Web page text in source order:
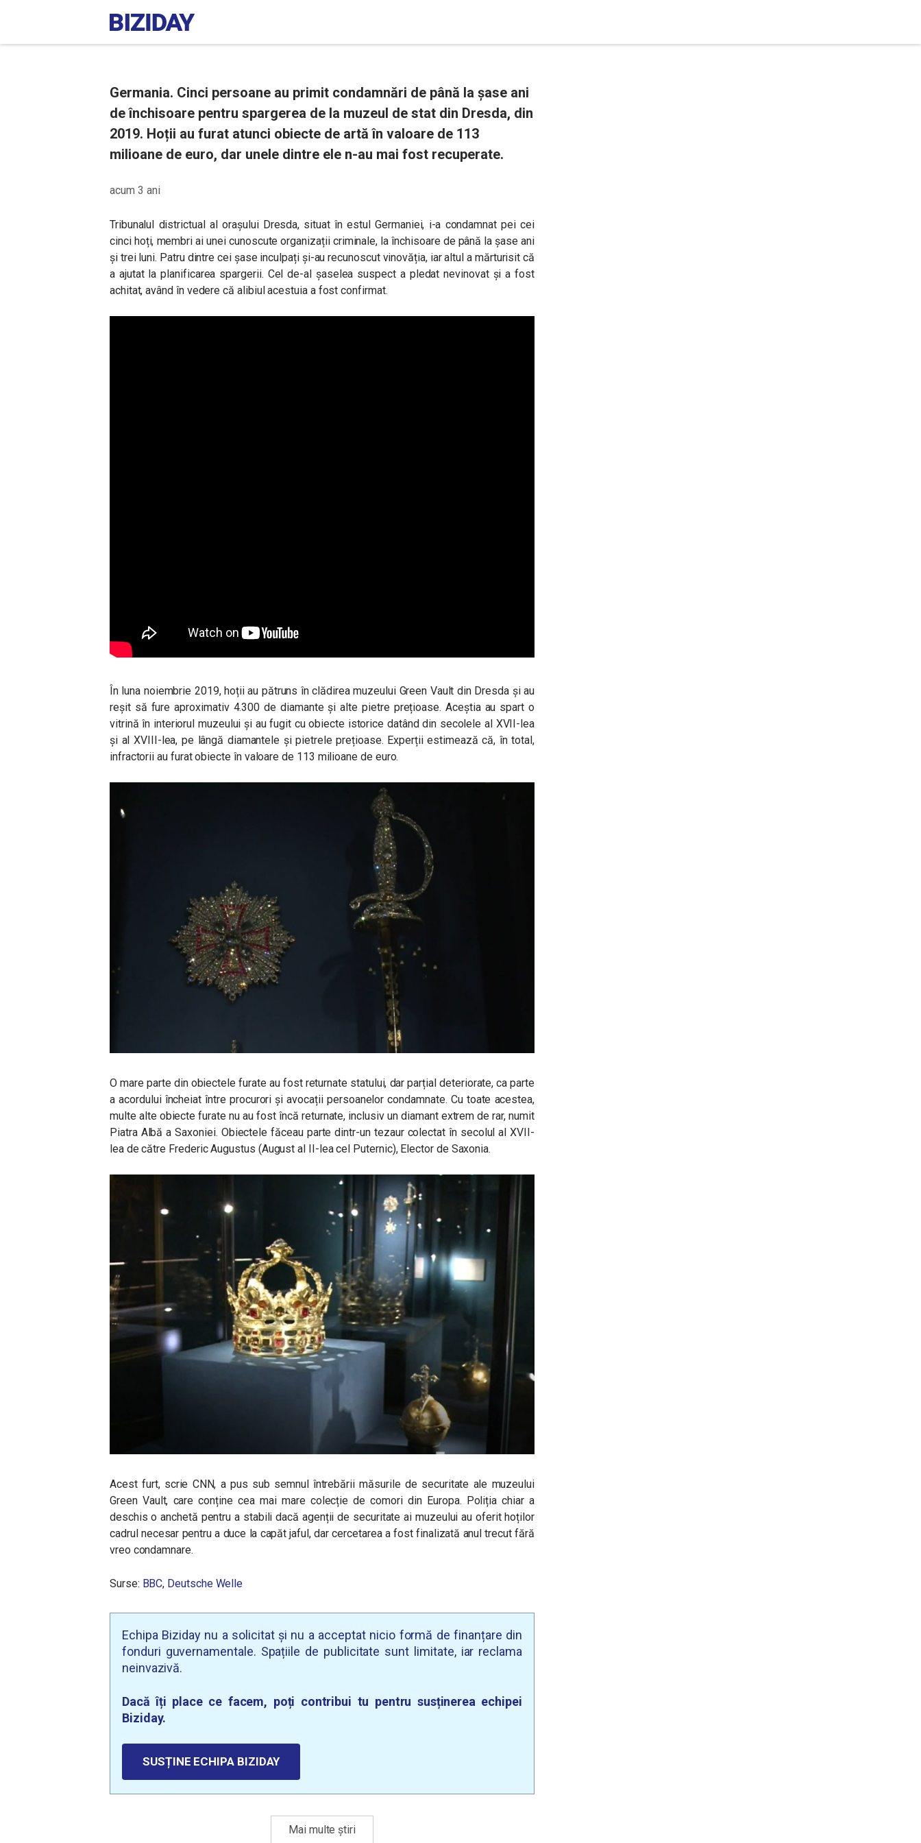
Germania. Cinci persoane au primit condamnări de până la șase ani
de închisoare pentru spargerea de la muzeul de stat din Dresda, din
2019. Hoții au furat atunci obiecte de artă în valoare de 113
milioane de euro, dar unele dintre ele n-au mai fost recuperate.
acum 3 ani
Tribunalul districtual al orașului Dresda, situat în estul Germaniei, i-a condamnat pei cei
cinci hoți, membri ai unei cunoscute organizații criminale, la închisoare de până la șase ani
și trei luni. Patru dintre cei șase inculpați și-au recunoscut vinovăția, iar altul a mărturisit că
a ajutat la planificarea spargerii. Cel de-al șaselea suspect a pledat nevinovat și a fost
achitat, având în vedere că alibiul acestuia a fost confirmat.
În luna noiembrie 2019, hoții au pătruns în clădirea muzeului Green Vault din Dresda și au
reșit să fure aproximativ 4.300 de diamante și alte pietre prețioase. Aceștia au spart o
vitrină în interiorul muzeului și au fugit cu obiecte istorice datând din secolele al XVII-lea
și al XVIII-lea, pe lângă diamantele și pietrele prețioase. Experții estimează că, în total,
infractorii au furat obiecte în valoare de 113 milioane de euro.
O mare parte din obiectele furate au fost returnate statului, dar parțial deteriorate, ca parte
a acordului încheiat între procurori și avocații persoanelor condamnate. Cu toate acestea,
multe alte obiecte furate nu au fost încă returnate, inclusiv un diamant extrem de rar, numit
Piatra Albă a Saxoniei. Obiectele făceau parte dintr-un tezaur colectat în secolul al XVII-
lea de către Frederic Augustus (August al II-lea cel Puternic), Elector de Saxonia.
Acest furt, scrie CNN, a pus sub semnul întrebării măsurile de securitate ale muzeului
Green Vault, care conține cea mai mare colecție de comori din Europa. Poliția chiar a
deschis o anchetă pentru a stabili dacă agenții de securitate ai muzeului au oferit hoților
cadrul necesar pentru a duce la capăt jaful, dar cercetarea a fost finalizată anul trecut fără
vreo condamnare.
Surse: BBC, Deutsche Welle
Echipa Biziday nu a solicitat și nu a acceptat nicio formă de finanțare din
fonduri guvernamentale. Spațiile de publicitate sunt limitate, iar reclama
neinvazivă.
Dacă îți place ce facem, poți contribui tu pentru susținerea echipei
Biziday.
SUSȚINE ECHIPA BIZIDAY
Mai multe știri